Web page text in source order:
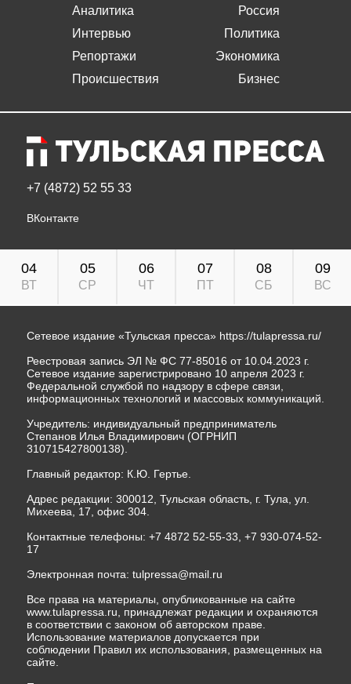
Аналитика
Интервью
Репортажи
Происшествия
Россия
Политика
Экономика
Бизнес
+7 (4872) 52 55 33
ВКонтакте
04
ВТ
05
СР
06
ЧТ
07
ПТ
08
СБ
09
ВС
Сетевое издание «Тульская пресса» https://tulapressa.ru/
Реестровая запись ЭЛ № ФС 77-85016 от 10.04.2023 г.
Сетевое издание зарегистрировано 10 апреля 2023 г.
Федеральной службой по надзору в сфере связи,
информационных технологий и массовых коммуникаций.
Учредитель: индивидуальный предприниматель
Степанов Илья Владимирович (ОГРНИП
310715427800138).
Главный редактор: К.Ю. Гертье.
Адрес редакции: 300012, Тульская область, г. Тула, ул.
Михеева, 17, офис 304.
Контактные телефоны: +7 4872 52-55-33, +7 930-074-52-
17
Электронная почта: tulpressa@mail.ru
Все права на материалы, опубликованные на сайте
www.tulapressa.ru, принадлежат редакции и охраняются
в соответствии с законом об авторском праве.
Использование материалов допускается при
соблюдении Правил их использования, размещенных на
сайте.